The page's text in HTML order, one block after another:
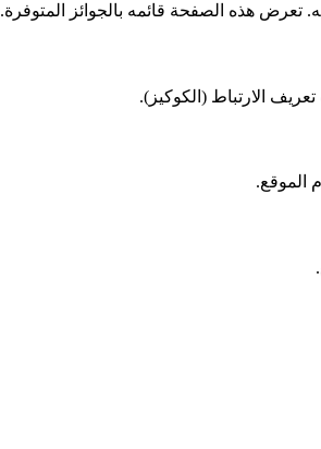
تعرض هذه الصفحة قائمه بالجوائز المتوفرة.
الارتباط (الكوكيز).
الموقع.